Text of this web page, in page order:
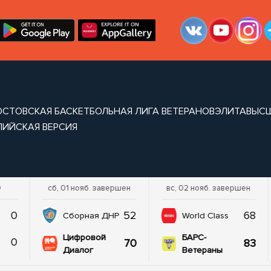
БАСКЕТБОЛЬНАЯ ЛИГА ВЕТЕРАНОВЭЛИТА
ВЕРСИЯ
0
0
сб, 01 нояб. завершен
Сборная ДНР 52
Цифровой
Диалог
70
вс, 02 нояб. завершен
World Class 68
БАРС-
Ветераны
83